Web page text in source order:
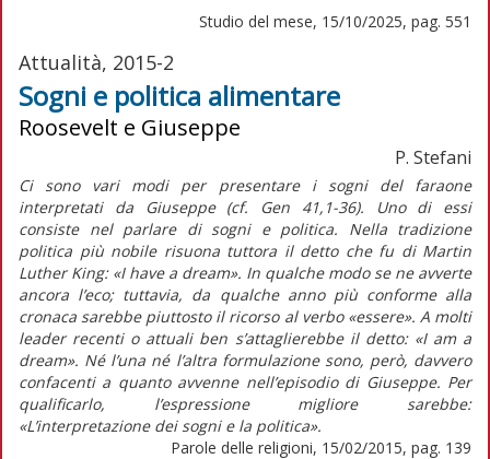
Studio del mese, 15/10/2025, pag. 551
Attualità, 2015-2
Sogni e politica alimentare
Roosevelt e Giuseppe
P. Stefani
Ci sono vari modi per presentare i sogni del faraone
interpretati da Giuseppe (cf. Gen 41,1-36). Uno di essi
consiste nel parlare di sogni e politica. Nella tradizione
politica più nobile risuona tuttora il detto che fu di Martin
Luther King: «I have a dream». In qualche modo se ne avverte
ancora l’eco; tuttavia, da qualche anno più conforme alla
cronaca sarebbe piuttosto il ricorso al verbo «essere». A molti
leader recenti o attuali ben s’attaglierebbe il detto: «I am a
dream». Né l’una né l’altra formulazione sono, però, davvero
confacenti a quanto avvenne nell’episodio di Giuseppe. Per
qualificarlo, l’espressione migliore sarebbe:
«L’interpretazione dei sogni e la politica».
Parole delle religioni, 15/02/2015, pag. 139